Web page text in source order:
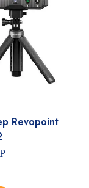
Revopoint
Р